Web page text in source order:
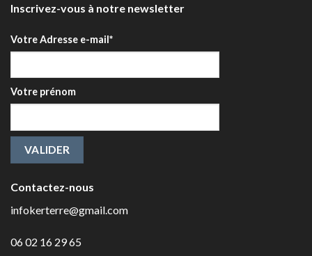
Inscrivez-vous à notre newsletter
Votre Adresse e-mail*
Votre prénom
Contactez-nous
infokerterre@gmail.com
06 02 16 29 65